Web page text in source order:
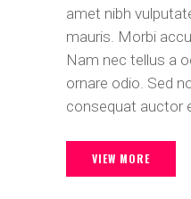
amet nibh
mauris. Morbi
Nam nec tellus a
ornare odio. Sed
consequat auctor
VIEW MORE